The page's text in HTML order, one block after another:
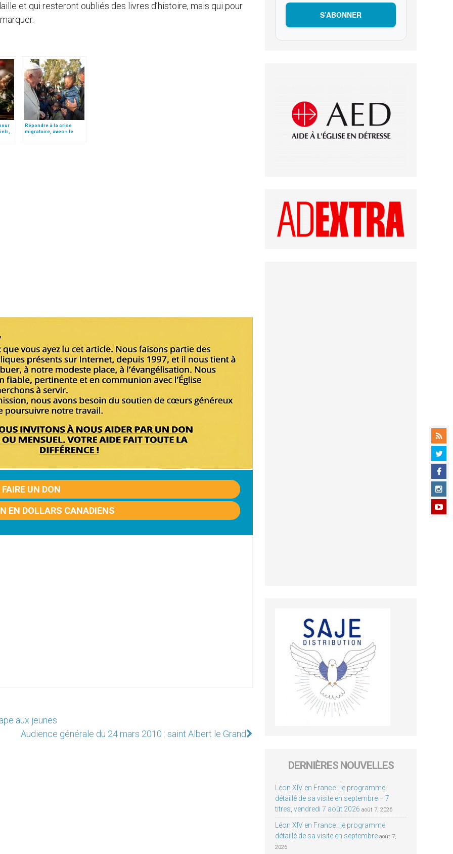
et qui resteront oubliés des livres d’histoire, mais qui pour
Répondre à la crise
migratoire, avec « le
FAIRE UN DON
EN DOLLARS CANADIENS
aux jeunes
Audience générale du 24 mars 2010 : saint Albert le Grand
S’ABONNER
DERNIÈRES NOUVELLES
Léon XIV en France : le programme
détaillé de sa visite en septembre – 7
titres, vendredi 7 août 2026 août 7, 2026
Léon XIV en France : le programme
détaillé de sa visite en septembre août 7,
2026